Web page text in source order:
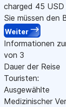
charged 45
Sie müssen den
Weiter
Informationen
von 3
Dauer der Reise
Touristen:
Ausgewählte
Medizinischer